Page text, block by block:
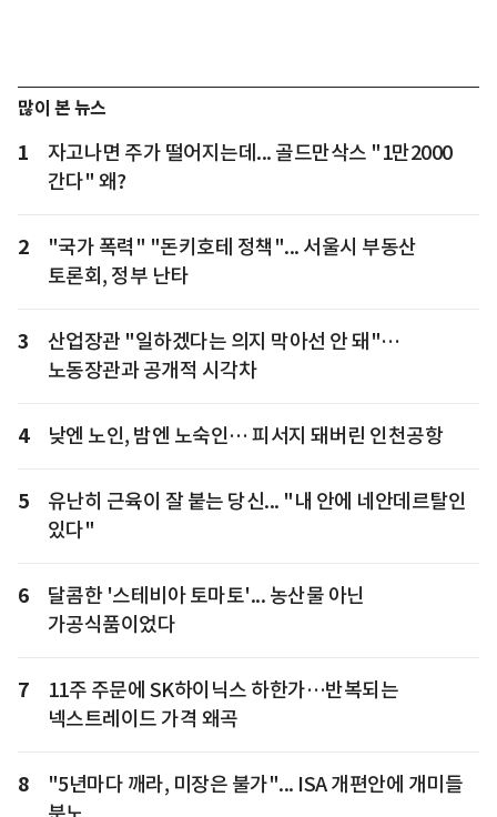
많이 본 뉴스
1
자고나면 주가 떨어지는데... 골드만삭스 "1만2000
간다" 왜?
2
"국가 폭력" "돈키호테 정책"... 서울시 부동산
토론회, 정부 난타
3
산업장관 "일하겠다는 의지 막아선 안 돼"…
노동장관과 공개적 시각차
4 낮엔 노인, 밤엔 노숙인… 피서지 돼버린 인천공항
5
유난히 근육이 잘 붙는 당신... "내 안에 네안데르탈인
있다"
6
달콤한 '스테비아 토마토'... 농산물 아닌
가공식품이었다
7
11주 주문에 SK하이닉스 하한가…반복되는
넥스트레이드 가격 왜곡
8
"5년마다 깨라, 미장은 불가"... ISA 개편안에 개미들